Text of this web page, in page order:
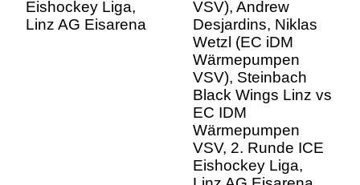
VSV), Steinbach
Black Wings Linz vs
EC IDM
Wärmepumpen
VSV, 2. Runde ICE
Eishockey Liga,
Linz AG Eisarena